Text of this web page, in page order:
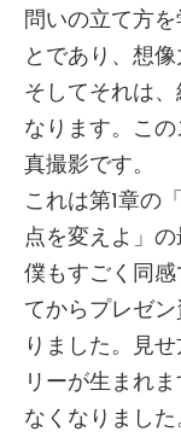
問いの立て方
とであり、想
そしてそれは
なります。こ
真撮影です。
これは第1章の
点を変えよ」
僕もすごく同
てからプレゼ
りました。見
リーが生まれ
なくなりました